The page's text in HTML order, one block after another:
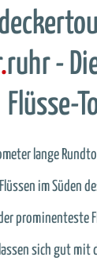
.ruhr -
Flüsse-
lange
im Süden
prominenteste
sich gut mit